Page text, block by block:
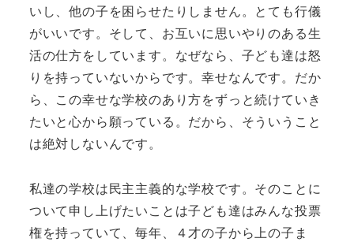
いし、他の子を困らせたりしません。とても行儀
がいいです。そして、お互いに思いやりのある生
活の仕方をしています。なぜなら、子ども達は怒
りを持っていないからです。幸せなんです。だか
ら、この幸せな学校のあり方をずっと続けていき
たいと心から願っている。だから、そういうこと
は絶対しないんです。
私達の学校は民主主義的な学校です。そのことに
ついて申し上げたいことは子ども達はみんな投票
権を持っていて、毎年、４才の子から上の子ま